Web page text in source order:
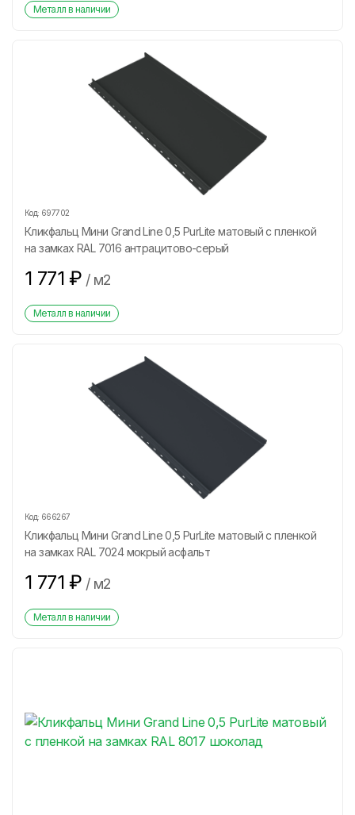
Металл в наличии
Код: 697702
Кликфальц Мини Grand Line 0,5 PurLite матовый с пленкой
на замках RAL 7016 антрацитово-серый
1 771 ₽ / м2
Металл в наличии
Код: 666267
Кликфальц Мини Grand Line 0,5 PurLite матовый с пленкой
на замках RAL 7024 мокрый асфальт
1 771 ₽ / м2
Металл в наличии